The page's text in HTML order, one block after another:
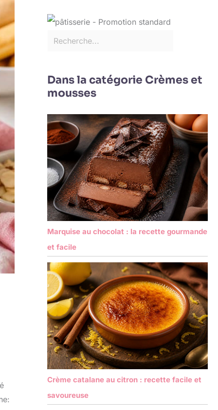
Dans la catégorie Crèmes et
mousses
Marquise au chocolat : la recette gourmande
et facile
Crème catalane au citron : recette facile et
savoureuse